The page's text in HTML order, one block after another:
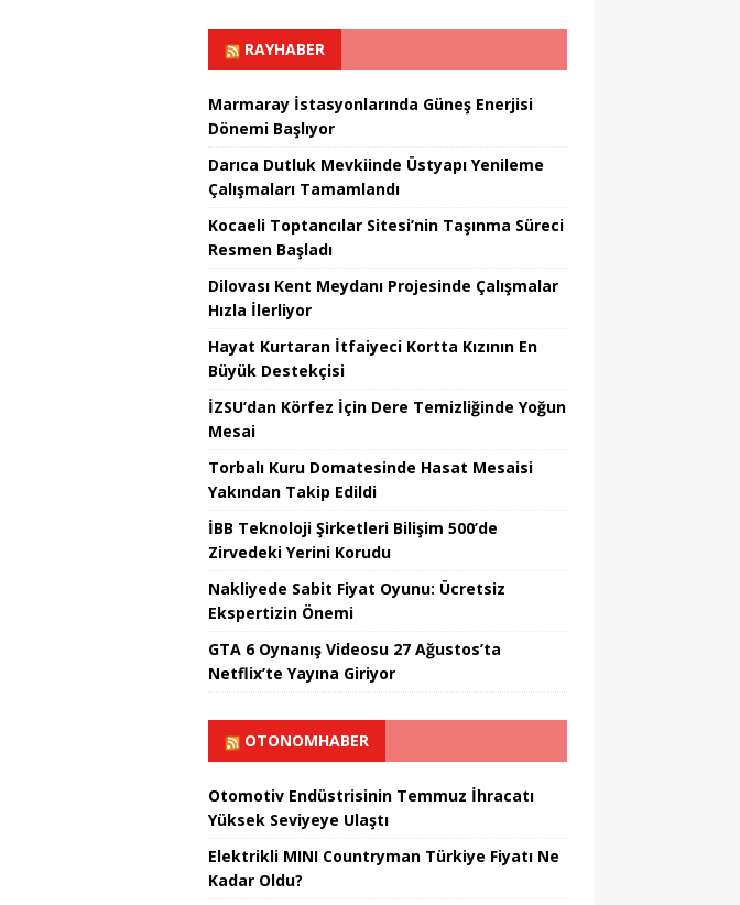
RAYHABER
Marmaray İstasyonlarında Güneş Enerjisi
Dönemi Başlıyor
Darıca Dutluk Mevkiinde Üstyapı Yenileme
Çalışmaları Tamamlandı
Kocaeli Toptancılar Sitesi’nin Taşınma Süreci
Resmen Başladı
Dilovası Kent Meydanı Projesinde Çalışmalar
Hızla İlerliyor
Hayat Kurtaran İtfaiyeci Kortta Kızının En
Büyük Destekçisi
İZSU’dan Körfez İçin Dere Temizliğinde Yoğun
Mesai
Torbalı Kuru Domatesinde Hasat Mesaisi
Yakından Takip Edildi
İBB Teknoloji Şirketleri Bilişim 500’de
Zirvedeki Yerini Korudu
Nakliyede Sabit Fiyat Oyunu: Ücretsiz
Ekspertizin Önemi
GTA 6 Oynanış Videosu 27 Ağustos’ta
Netflix’te Yayına Giriyor
OTONOMHABER
Otomotiv Endüstrisinin Temmuz İhracatı
Yüksek Seviyeye Ulaştı
Elektrikli MINI Countryman Türkiye Fiyatı Ne
Kadar Oldu?